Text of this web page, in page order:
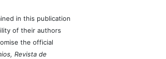
in this publication
of their authors
the official
Revista de